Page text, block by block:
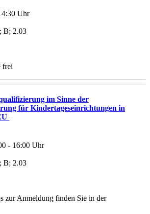
Uhr
B; 2.03
frei
im Sinne der
für Kindertageseinrichtungen in
- 16:00 Uhr
B; 2.03
zur Anmeldung finden Sie in der